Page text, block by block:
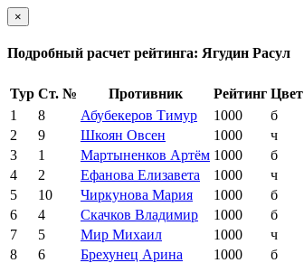
×
Подробный расчет рейтинга: Ягудин Расул
Тур Ст. № Противник Рейтинг Цвет
1
8 Абубекеров Тимур 1000 б
2
9 Шкоян Овсен 1000 ч
3
1 Мартыненков Артём 1000 б
4
2 Ефанова Елизавета 1000 ч
5
10 Чиркунова Мария 1000 б
6
4 Скачков Владимир 1000 б
7
5 Мир Михаил 1000 ч
8
6 Брехунец Арина 1000 б